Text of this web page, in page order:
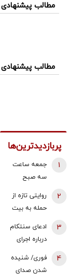
مطالب پیشنهادی
مطالب پیشنهادی
پربازدیدترین‌ها
جمعه ساعت
سه صبح
شاید ۲۷-۲۸
بمب ریختند/
1
روایتی تازه از
حمله به بیت
شورای نگهبان:
صدای انفجار و
2
ادعای سنتکام
درباره اجرای
3
فوری/ شنیده
شدن صدای
4